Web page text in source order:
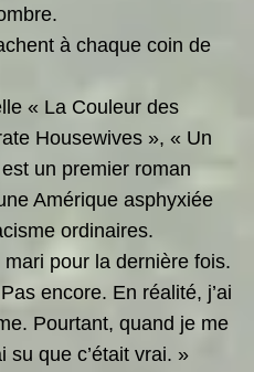
à chaque coin de
« La Couleur des
Housewives », « Un
un premier roman
Amérique asphyxiée
ordinaires.
pour la dernière fois.
encore. En réalité, j’ai
Pourtant, quand je me
su que c’était vrai. »